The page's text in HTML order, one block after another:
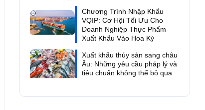
Chương Trình Nhập Khẩu
VQIP: Cơ Hội Tối Ưu Cho
Doanh Nghiệp Thực Phẩm
Xuất Khẩu Vào Hoa Kỳ
Xuất khẩu thủy sản sang châu
Âu: Những yêu cầu pháp lý và
tiêu chuẩn không thể bỏ qua